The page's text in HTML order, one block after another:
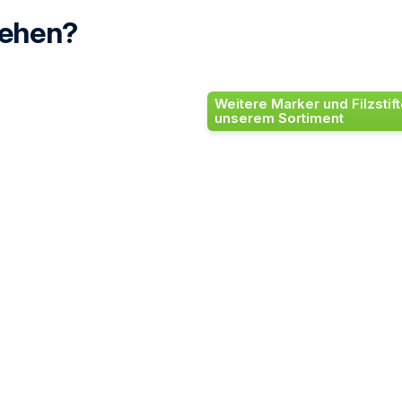
Weitere Marker und
unserem Sortiment